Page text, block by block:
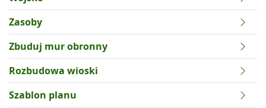
Zasoby
Zbuduj mur obronny
Rozbudowa wioski
Szablon planu